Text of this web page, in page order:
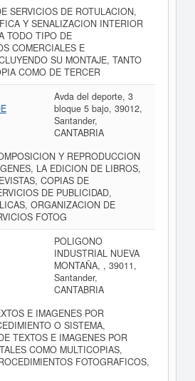
SERVICIOS DE ROTULACION,
Y SENALIZACION INTERIOR
TODO TIPO DE
COMERCIALES E
SU MONTAJE, TANTO
COMO DE TERCER
Avda del deporte, 3
bloque 5 bajo, 39012,
Santander,
CANTABRIA
Y REPRODUCCION
LA EDICION DE LIBROS,
COPIAS DE
DE PUBLICIDAD,
ORGANIZACION DE
FOTOG
POLIGONO
INDUSTRIAL NUEVA
MONTAÑA, , 39011,
Santander,
CANTABRIA
E IMAGENES POR
O SISTEMA,
TEXTOS E IMAGENES POR
COMO MULTICOPIAS,
FOTOGRAFICOS,